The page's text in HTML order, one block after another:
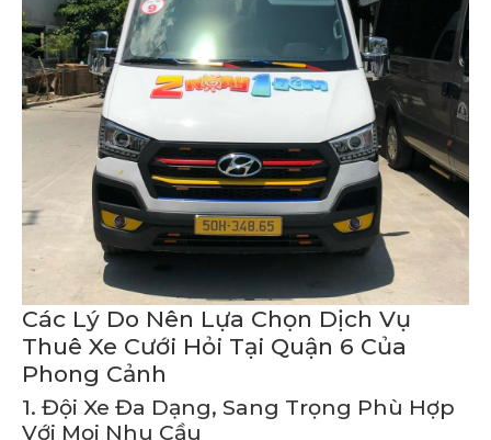
Các Lý Do Nên Lựa Chọn Dịch Vụ
Thuê Xe Cưới Hỏi Tại Quận 6 Của
Phong Cảnh
1. Đội Xe Đa Dạng, Sang Trọng Phù Hợp
Với Mọi Nhu Cầu